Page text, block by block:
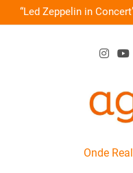
Skip
to
“Led Zeppelin in
Onde